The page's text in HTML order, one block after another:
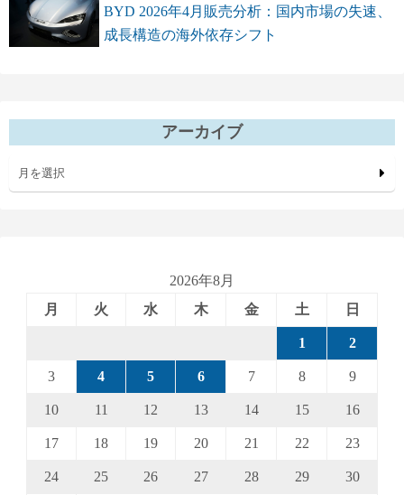
BYD 2026年4月販売分析：国内市場の失速、
成長構造の海外依存シフト
アーカイブ
月を選択
2026年8月
月
火 水 木 金 土 日
1 2
3 4 5 6 7 8 9
10 11 12 13 14 15 16
17 18 19 20 21 22 23
24 25 26 27 28 29 30